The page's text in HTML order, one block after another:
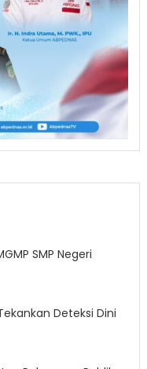
SMP Negeri
Deteksi Dini